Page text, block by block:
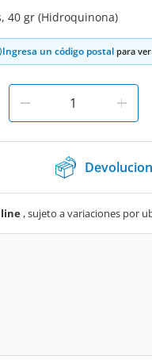
40 gr (Hidroquinona)
Ingresa un código postal para
, sujeto a variaciones por